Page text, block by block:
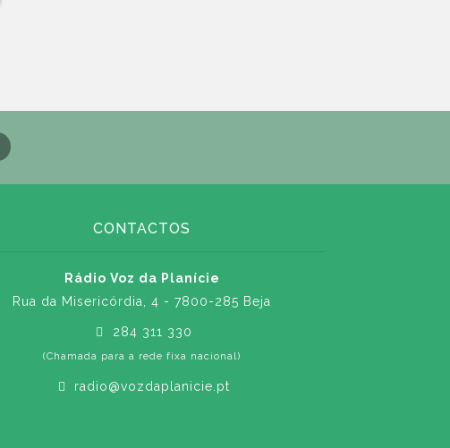
CONTACTOS
Rádio Voz da Planície
Rua da Misericórdia, 4 - 7800-285 Beja
284 311 330
(Chamada para a rede fixa nacional)
radio@vozdaplanicie.pt